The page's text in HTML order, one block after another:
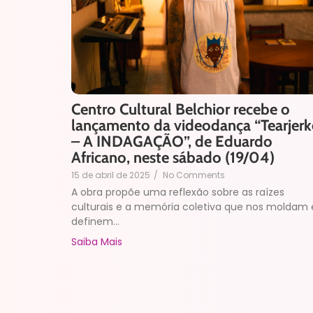
Centro Cultural Belchior recebe o
lançamento da videodança
– A INDAGAÇÃO”, de Eduardo
Africano, neste sábado (19/04)
15 de abril de 2025 / No Comments
A obra propõe uma reflexão sobre as raízes
culturais e a memória coletiva que nos moldam
definem...
Saiba Mais